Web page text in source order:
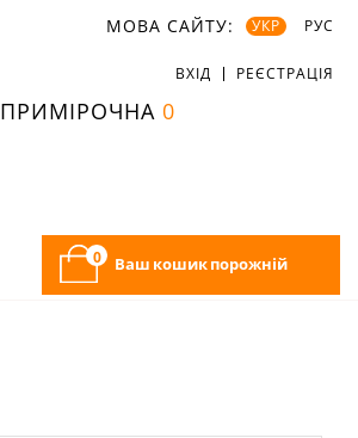
МОВА САЙТУ: УКР РУС
ВХІД РЕЄСТРАЦІЯ
ПРИМІРОЧНА 0
0 Ваш кошик порожній